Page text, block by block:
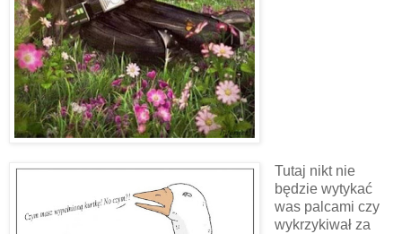
Tutaj nikt nie
będzie wytykać
was palcami czy
wykrzykiwał za